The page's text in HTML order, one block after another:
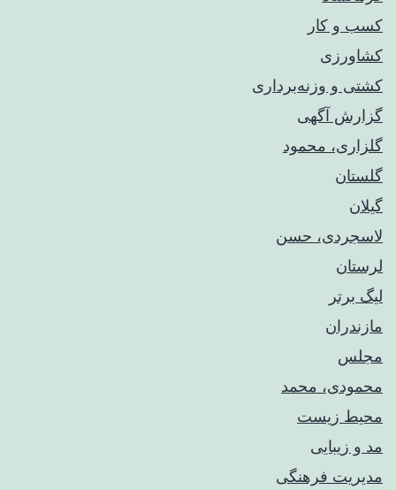
کسب و کار
کشاورزی
کشتی و وزنه‌برداری
گزارش آگهی
گلزاری، محمود
گلستان
گیلان
لاسجردی، حسن
لرستان
لیگ برتر
مازندران
مجلس
محمودی، محمد
محیط زیست
مد و زیبایی
مدیریت فرهنگی